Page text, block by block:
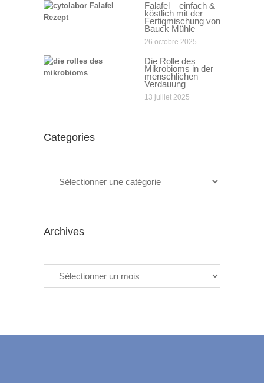
Falafel – einfach &
köstlich mit der
Fertigmischung von
Bauck Mühle
26 octobre 2025
Die Rolle des
Mikrobioms in der
menschlichen
Verdauung
13 juillet 2025
Categories
Archives